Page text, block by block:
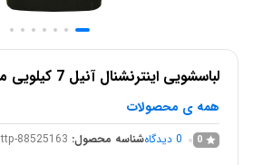
لباسشویی اینترنشنال آنیل 7 کیلویی مدل MW7000
همه ی محصولات
0
0 دیدگاهشناسه محصول: ttp-88525163